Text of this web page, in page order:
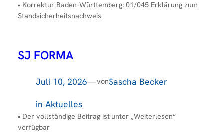
• Korrektur Baden-Württemberg: 01/045 Erklärung zum
Standsicherheitsnachweis
SJ FORMA
Juli 10, 2026—vonSascha Becker
in Aktuelles
• Der vollständige Beitrag ist unter „Weiterlesen“
verfügbar